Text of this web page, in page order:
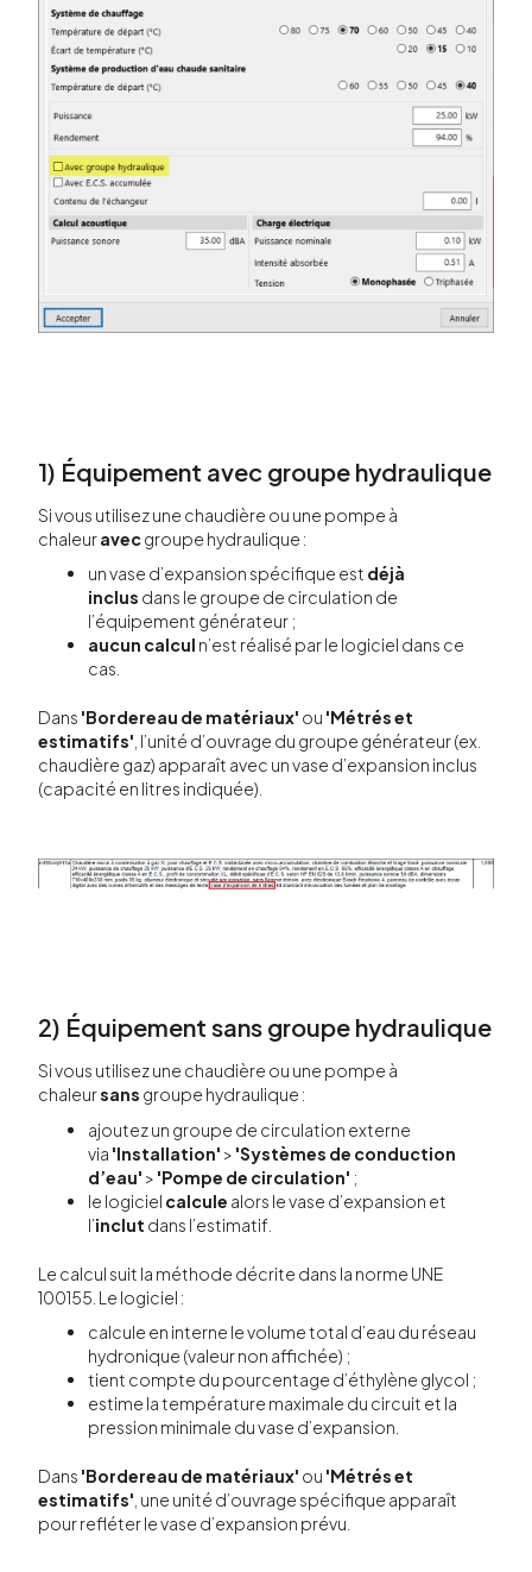
1) Équipement avec groupe hydraulique
Si vous utilisez une chaudière ou une pompe à
chaleuravecgroupe hydraulique :
un vase d’expansion spécifique est déjà
inclus dans le groupe de circulation de
l’équipement générateur ;
aucun calcul n’est réalisé par le logiciel dans ce
cas.
Dans 'Bordereau de matériaux' ou 'Métrés et
estimatifs' , l’unité d’ouvrage du groupe générateur (ex.
chaudière gaz) apparaît avec un vase d’expansion inclus
(capacité en litres indiquée).
2) Équipement sans groupe hydraulique
Si vous utilisez une chaudière ou une pompe à
chaleursans groupe hydraulique :
ajoutez un groupe de circulation externe
via 'Installation' > 'Systèmes de conduction
d’eau' > 'Pompe de circulation' ;
le logiciel calcule alors le vase d’expansion et
l’inclut dans l’estimatif.
Le calcul suit la méthode décrite dans la norme UNE
100155. Le logiciel :
calcule en interne le volume total d’eau du réseau
hydronique (valeur non affichée) ;
tient compte du pourcentage d’éthylène glycol ;
estime la température maximale du circuit et la
pression minimale du vase d’expansion.
Dans 'Bordereau de matériaux' ou 'Métrés et
estimatifs' , une unité d’ouvrage spécifique apparaît
pour refléter le vase d’expansion prévu.